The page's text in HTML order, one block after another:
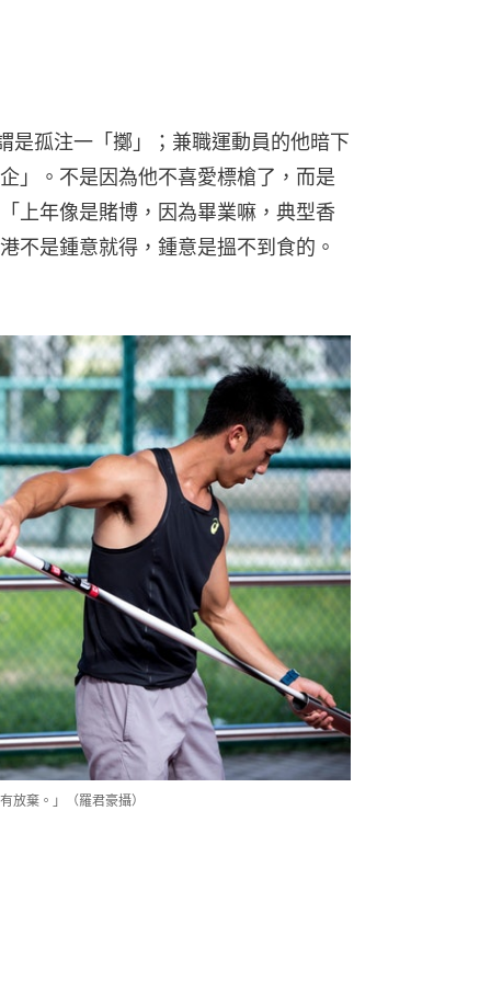
孤注一「擲」；兼職運動員的他暗下
」。不是因為他不喜愛標槍了，而是
上年像是賭博，因為畢業嘛，典型香
不是鍾意就得，鍾意是搵不到食的。
放棄。」（羅君豪攝）